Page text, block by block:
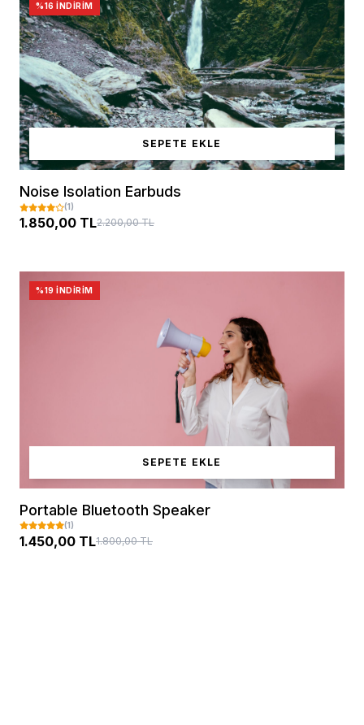
%16 İNDIRIM
SEPETE EKLE
Noise Isolation Earbuds
(1)
1.850,00 TL2.200,00 TL
%19 İNDIRIM
SEPETE EKLE
Portable Bluetooth Speaker
(1)
1.450,00 TL1.800,00 TL